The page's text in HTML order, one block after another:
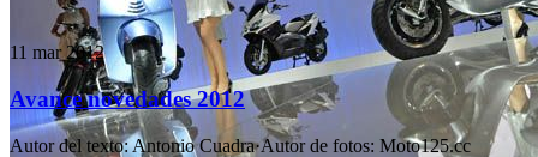
11 mar 2012
Avance novedades 2012
Autor del texto:Antonio Cuadra·Autor de fotos: Moto125.cc